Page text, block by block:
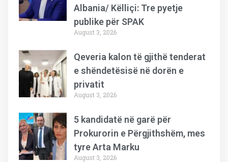
Albania/ Këlliçi: Tre pyetje
publike për SPAK
August 3, 2026
Qeveria kalon të gjithë tenderat
e shëndetësisë në dorën e
privatit
August 3, 2026
5 kandidatë në garë për
Prokurorin e Përgjithshëm, mes
tyre Arta Marku
August 3, 2026